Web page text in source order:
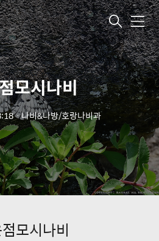
메
뉴
모시나비
ㆍ나비&나방/호랑나비과
모시나비